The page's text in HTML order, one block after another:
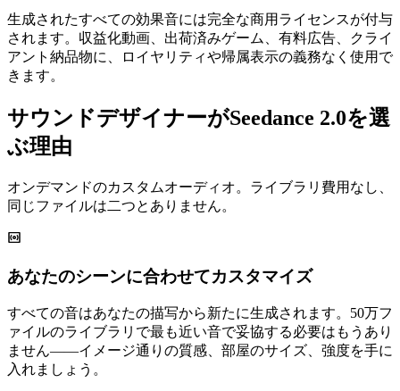
生成されたすべての効果音には完全な商用ライセンスが付与
されます。収益化動画、出荷済みゲーム、有料広告、クライ
アント納品物に、ロイヤリティや帰属表示の義務なく使用で
きます。
サウンドデザイナーがSeedance 2.0を選
ぶ理由
オンデマンドのカスタムオーディオ。ライブラリ費用なし、
同じファイルは二つとありません。
あなたのシーンに合わせてカスタマイズ
すべての音はあなたの描写から新たに生成されます。50万フ
ァイルのライブラリで最も近い音で妥協する必要はもうあり
ません——イメージ通りの質感、部屋のサイズ、強度を手に
入れましょう。